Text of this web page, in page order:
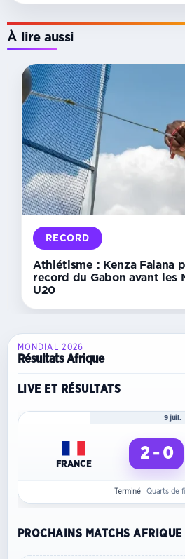
À lire aussi
PROVINCIAL
Championnat
d’Athlétisme :
David
Nguema
et
Chantal
Nziengui
règnent
sur
200
l’Estuaire
RECORD
Athlétisme : Kenza Falana
record du Gabon avant les
U20
MONDIAL 2026
Résultats Afrique
LIVE ET RÉSULTATS
9 juil.
FRANCE
2 - 0
Terminé Quarts de
PROCHAINS MATCHS AFRIQUE